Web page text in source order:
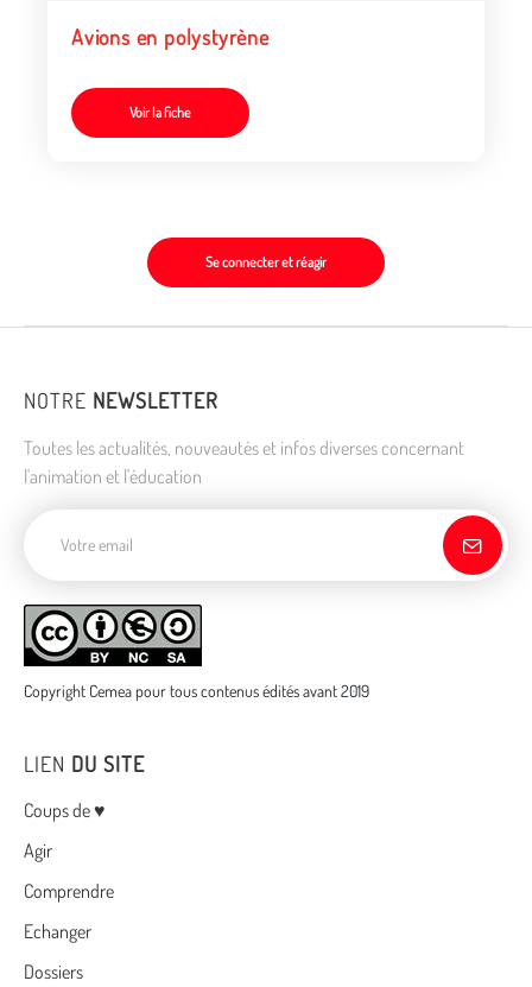
Avions en polystyrène
Voir la fiche
Se connecter et réagir
NOTRE NEWSLETTER
Toutes les actualités, nouveautés et infos diverses concernant
l'animation et l'éducation
Copyright Cemea pour tous contenus édités avant 2019
LIEN DU SITE
Menu
Coups de ♥
Agir
Comprendre
Echanger
Dossiers